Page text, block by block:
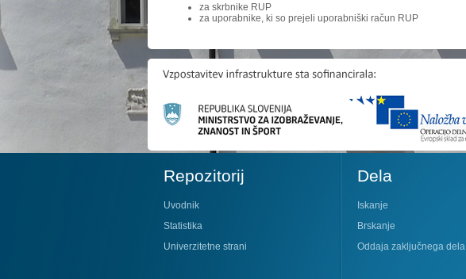
za skrbnike RUP
za uporabnike, ki so prejeli uporabniški račun RUP
Repozitorij
Uvodnik
Statistika
Univerzitetne strani
Dela
Iskanje
Brskanje
Oddaja zaključnega dela